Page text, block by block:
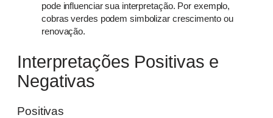
pode influenciar sua interpretação. Por exemplo,
cobras verdes podem simbolizar crescimento ou
renovação.
Interpretações Positivas e
Negativas
Positivas